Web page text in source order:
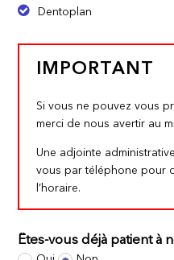
Dentoplan
IMPORTANT
Si vous ne pouvez vous
merci de nous avertir au
Une adjointe
vous par téléphone pour
l’horaire.
Êtes-vous déjà patient à